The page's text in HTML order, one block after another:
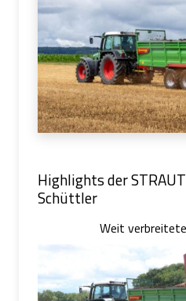
Highlights der
Schüttler
Weit